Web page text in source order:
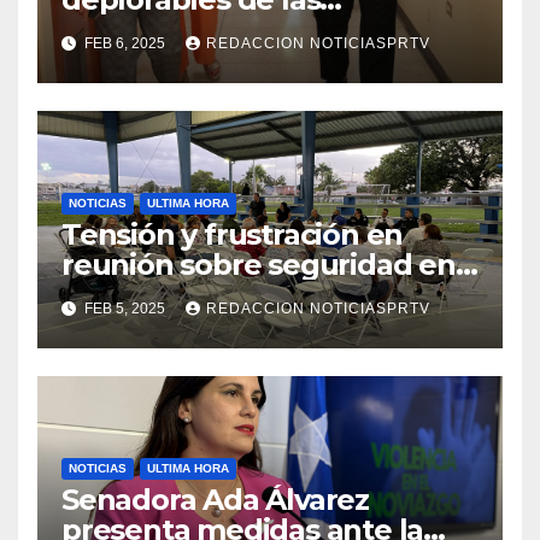
facilidades el Departamento
de la Salud en Mayagüez
FEB 6, 2025 REDACCION NOTICIASPRTV
NOTICIAS ULTIMA HORA
Tensión y frustración en
reunión sobre seguridad en
Reparto Metropolitano
FEB 5, 2025 REDACCION NOTICIASPRTV
NOTICIAS ULTIMA HORA
Senadora Ada Álvarez
presenta medidas ante la